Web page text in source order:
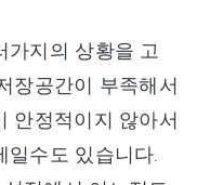
가지의 상황을 고
장공간이 부족해서
안정적이지 않아서
수도 있습니다.